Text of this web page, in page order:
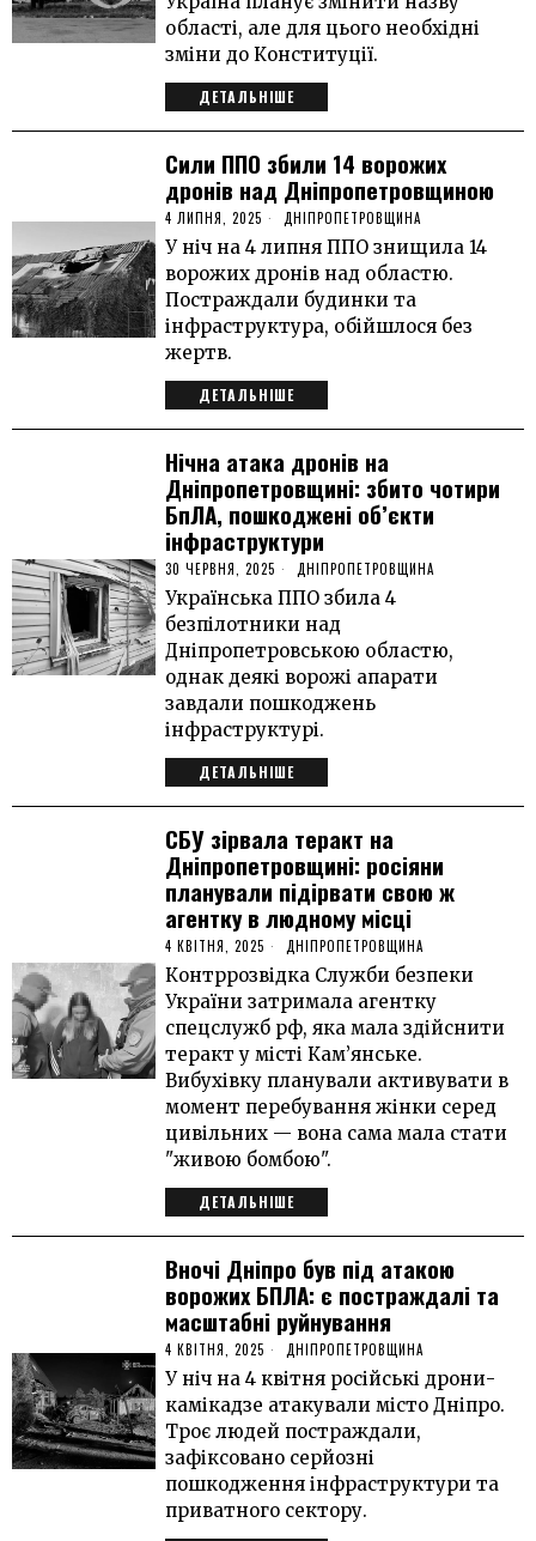
області, але для цього необхідні
зміни до Конституції.
ДЕТАЛЬНІШЕ
Сили ППО збили 14 ворожих
дронів над Дніпропетровщиною
4 ЛИПНЯ, 2025 ДНІПРОПЕТРОВЩИНА
У ніч на 4 липня ППО знищила 14
ворожих дронів над областю.
Постраждали будинки та
інфраструктура, обійшлося без
жертв.
ДЕТАЛЬНІШЕ
Нічна атака дронів на
Дніпропетровщині: збито чотири
БпЛА, пошкоджені об’єкти
інфраструктури
30 ЧЕРВНЯ, 2025 ДНІПРОПЕТРОВЩИНА
Українська ППО збила 4
безпілотники над
Дніпропетровською областю,
однак деякі ворожі апарати
завдали пошкоджень
інфраструктурі.
ДЕТАЛЬНІШЕ
СБУ зірвала теракт на
Дніпропетровщині: росіяни
планували підірвати свою ж
агентку в людному місці
4 КВІТНЯ, 2025 ДНІПРОПЕТРОВЩИНА
Контррозвідка Служби безпеки
України затримала агентку
спецслужб рф, яка мала здійснити
теракт у місті Кам’янське.
Вибухівку планували активувати в
момент перебування жінки серед
цивільних — вона сама мала стати
"живою бомбою".
ДЕТАЛЬНІШЕ
Вночі Дніпро був під атакою
ворожих БПЛА: є постраждалі та
масштабні руйнування
4 КВІТНЯ, 2025 ДНІПРОПЕТРОВЩИНА
У ніч на 4 квітня російські дрони-
камікадзе атакували місто Дніпро.
Троє людей постраждали,
зафіксовано серйозні
пошкодження інфраструктури та
приватного сектору.